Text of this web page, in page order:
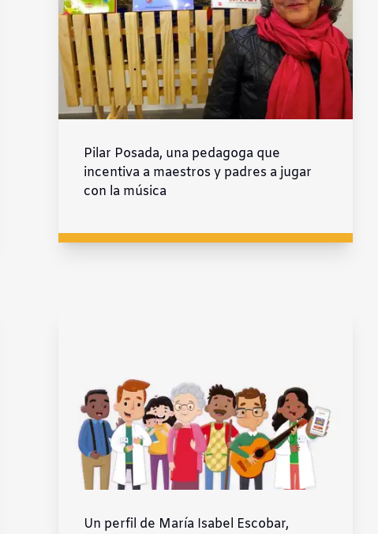
Pilar Posada, una pedagoga que
incentiva a maestros y padres a jugar
con la música
Un perfil de María Isabel Escobar,